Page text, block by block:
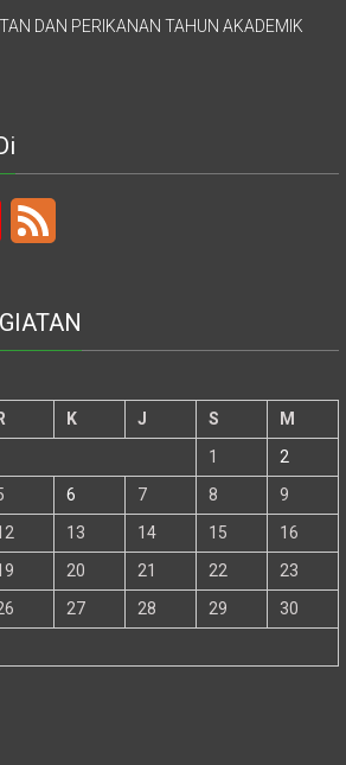
DAN PERIKANAN TAHUN AKADEMIK
YouTube
R K J S
M
1
2
6 7 8
9
13 14 15
16
20 21 22
23
27 28 29
30